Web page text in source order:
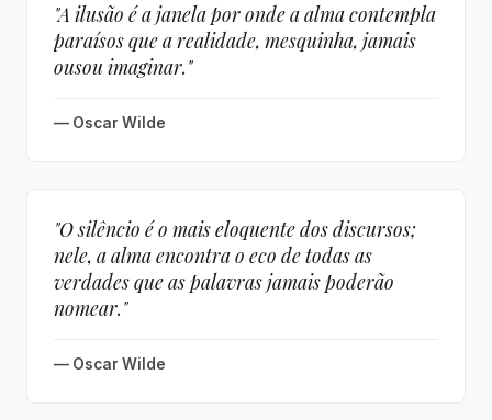
"A ilusão é a janela por onde a alma contempla
paraísos que a realidade, mesquinha, jamais
ousou imaginar."
— Oscar Wilde
"O silêncio é o mais eloquente dos discursos;
nele, a alma encontra o eco de todas as
verdades que as palavras jamais poderão
nomear."
— Oscar Wilde